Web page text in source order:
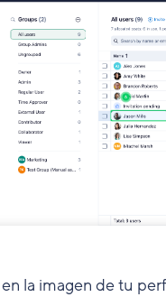
la imagen de tu